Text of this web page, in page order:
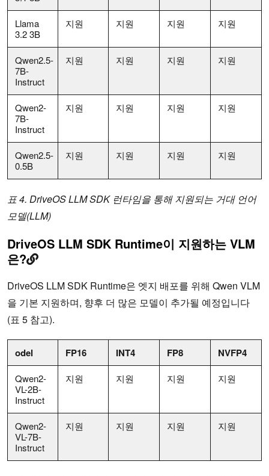
Llama
3.2 3B
지원 지원 지원 지원
Qwen2.5-
7B-
Instruct
지원 지원 지원 지원
Qwen2-
7B-
Instruct
지원 지원 지원 지원
Qwen2.5-
0.5B
지원 지원 지원 지원
표 4. DriveOS LLM SDK 런타임을 통해 지원되는 거대 언어
모델(LLM)
DriveOS LLM SDK Runtime이 지원하는 VLM
은?
DriveOS LLM SDK Runtime은 엣지 배포를 위해 Qwen VLM
을 기본 지원하며, 향후 더 많은 모델이 추가될 예정입니다
(표 5 참고).
odel FP16 INT4 FP8 NVFP4
Qwen2-
VL-2B-
Instruct
지원 지원 지원 지원
Qwen2-
VL-7B-
Instruct
지원 지원 지원 지원